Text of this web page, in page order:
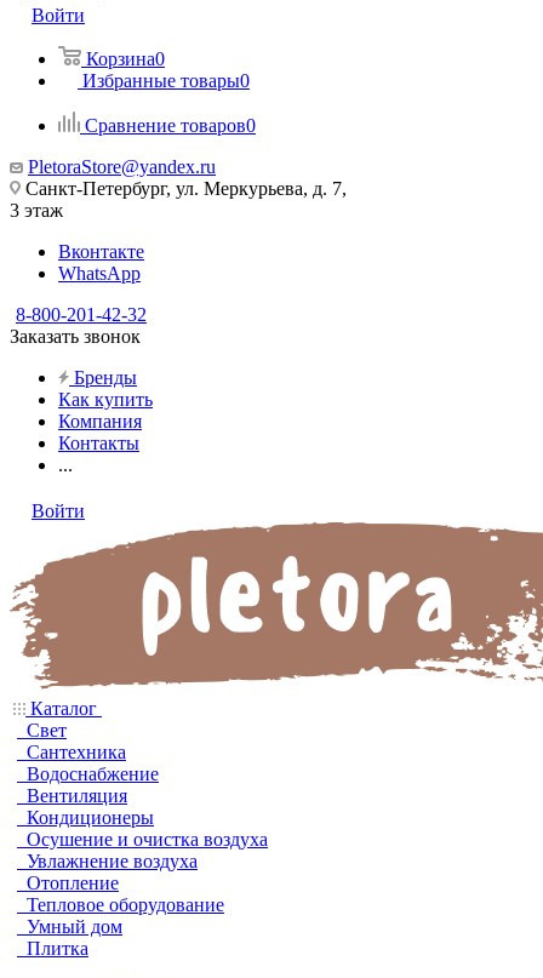
Войти
Корзина0
Избранные товары0
Сравнение товаров0
PletoraStore@yandex.ru
Санкт-Петербург, ул. Меркурьева, д. 7,
3 этаж
Вконтакте
WhatsApp
8-800-201-42-32
Заказать звонок
Бренды
Как купить
Компания
Контакты
...
Войти
Каталог
Свет
Сантехника
Водоснабжение
Вентиляция
Кондиционеры
Осушение и очистка воздуха
Увлажнение воздуха
Отопление
Тепловое оборудование
Умный дом
Плитка